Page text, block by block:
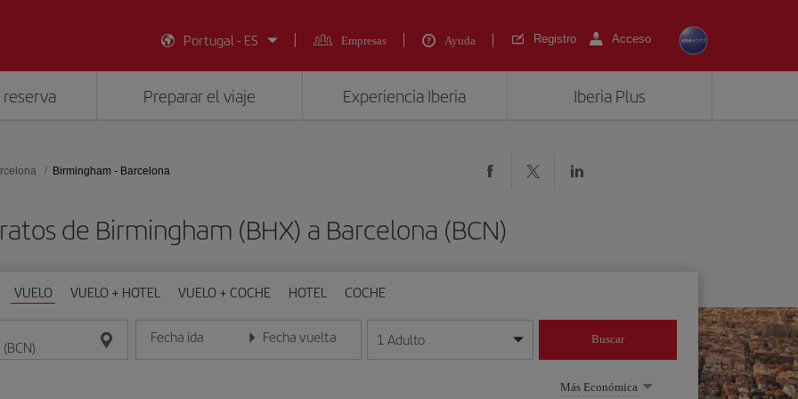
Portugal - ES Empresas Ayuda Registro Acceso
Preparar el viaje Experiencia Iberia Iberia Plus
Birmingham - Barcelona
de Birmingham (BHX) a Barcelona (BCN)
VUELO VUELO + HOTEL VUELO + COCHE HOTEL COCHE
Fecha ida
Introduce la fecha en formato día/mes/año
Fecha vuelta
Introduce la fecha en formato día/mes/año
1 Adulto Buscar
Más Económica